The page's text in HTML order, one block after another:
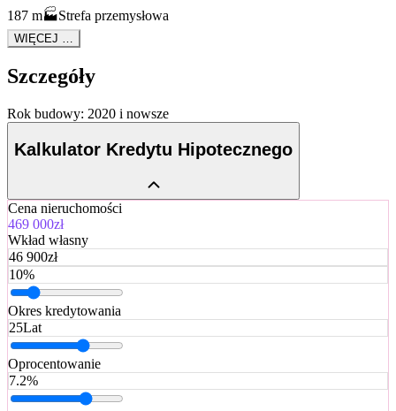
187 m🏭Strefa przemysłowa
WIĘCEJ …
Szczegóły
Rok budowy: 2020 i nowsze
Kalkulator Kredytu Hipotecznego
Cena nieruchomości
469 000zł
Wkład własny
46 900zł
10%
Okres kredytowania
25Lat
Oprocentowanie
7.2%